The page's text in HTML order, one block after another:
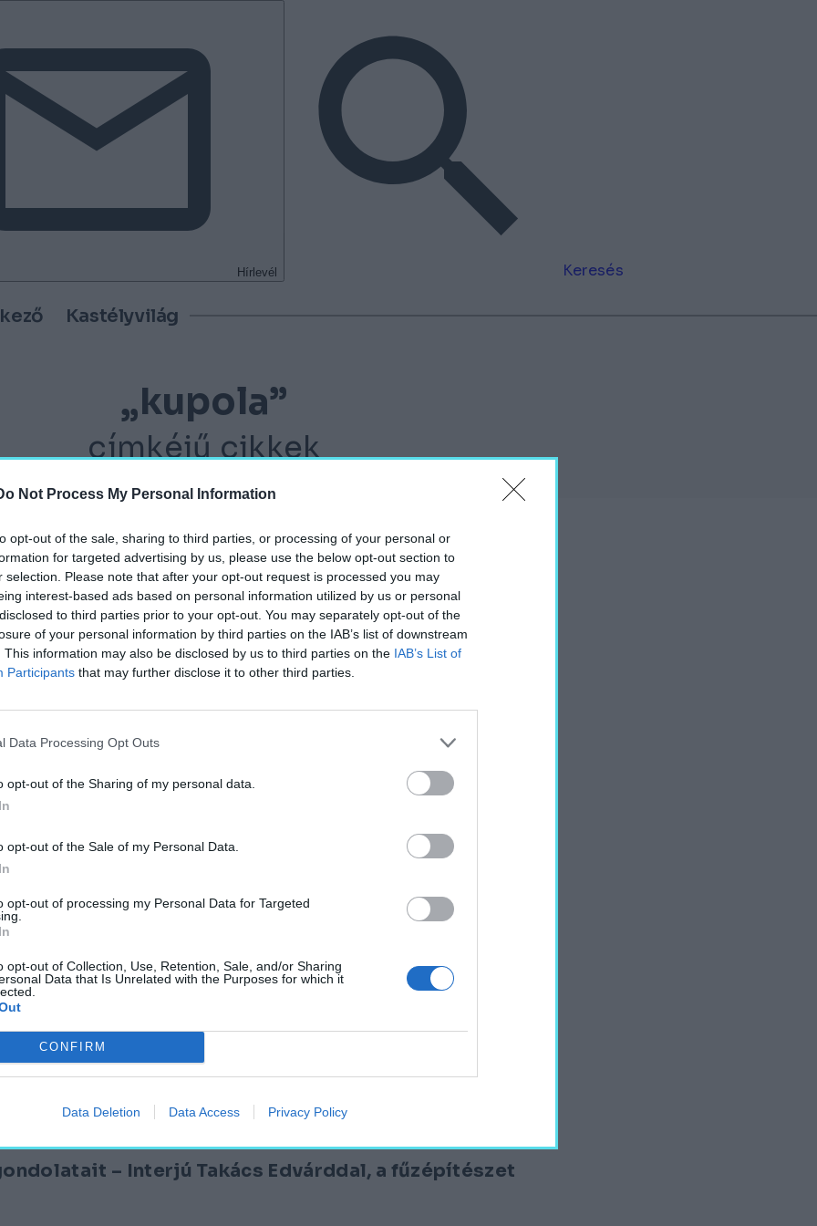
Not Process My Personal Information
opt-out of the sale, sharing to third parties, or processing of your personal or
for targeted advertising by us, please use the below opt-out section to
selection. Please note that after your opt-out request is processed you may
interest-based ads based on personal information utilized by us or personal
to third parties prior to your opt-out. You may separately opt-out of the
of your personal information by third parties on the IAB’s list of downstream
This information may also be disclosed by us to third parties on the IAB’s List of
Participants that may further disclose it to other third parties.
Data Processing Opt Outs
opt-out of the Sharing of my personal data.
opt-out of the Sale of my Personal Data.
opt-out of processing my Personal Data for Targeted
opt-out of Collection, Use, Retention, Sale, and/or Sharing
Data that Is Unrelated with the Purposes for which it
CONFIRM
Data Deletion Data Access Privacy Policy
Hírlevél Keresés
Kastélyvilág
„kupola”
címkéjű cikkek
párbeszédbe
– Interjú Fecske Gábor Lászlóval
– Interjú Takács Edvárddal, a fűzépítészet